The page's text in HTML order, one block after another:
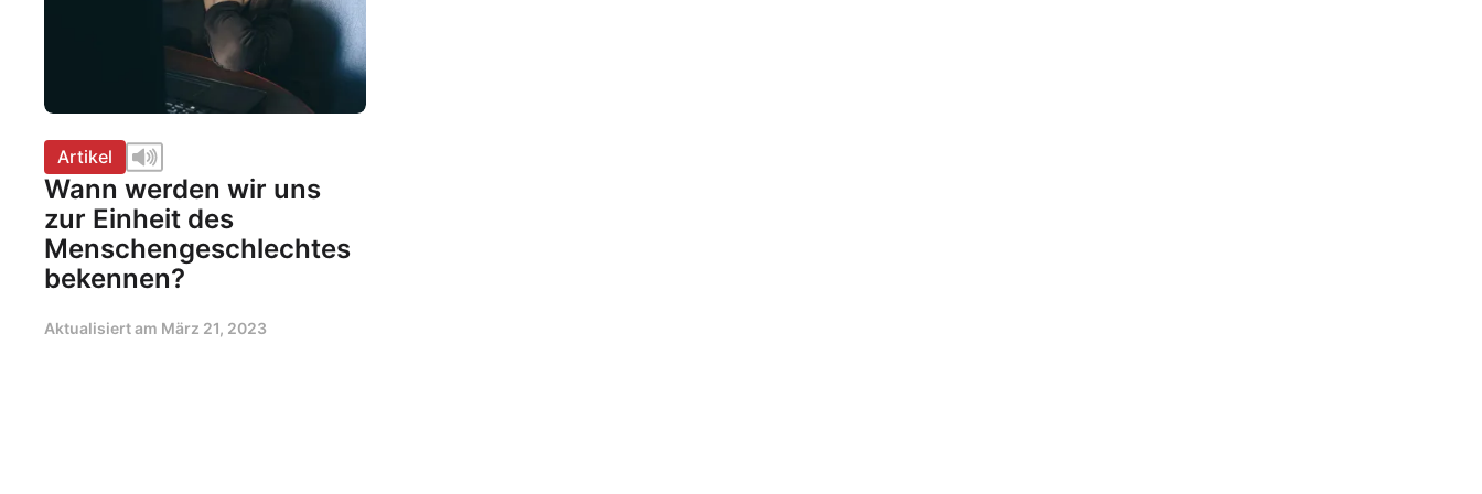
Artikel
Wann werden wir uns
zur Einheit des
Menschengeschlechtes
bekennen?
Aktualisiert am März 21, 2023